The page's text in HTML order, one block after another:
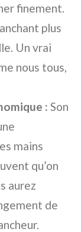
finement.
plus
Un vrai
nous tous,
: Son
mains
qu’on
aurez
de